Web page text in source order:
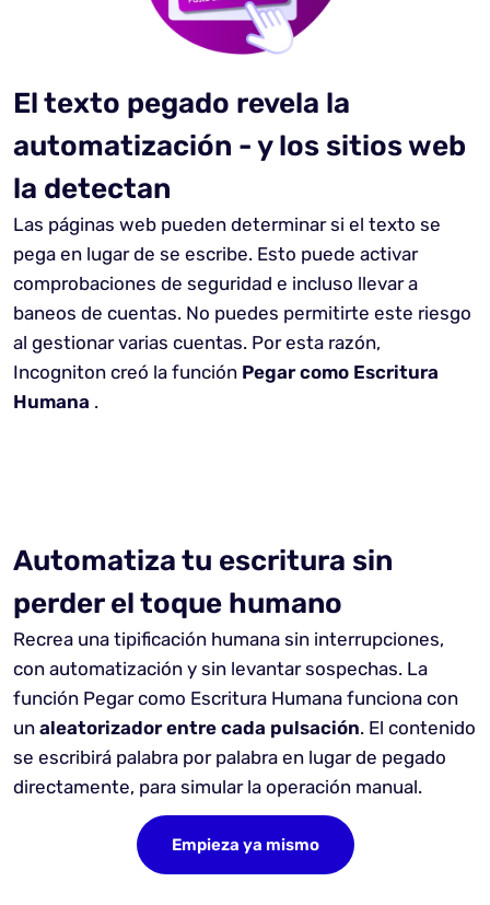
El texto pegado revela la
automatización - y los sitios web
la detectan
Las páginas web pueden determinar si el texto se
pega en lugar de se escribe. Esto puede activar
comprobaciones de seguridad e incluso llevar a
baneos de cuentas. No puedes permitirte este riesgo
al gestionar varias cuentas. Por esta razón,
Incogniton creó la función Pegar como Escritura
Humana .
Automatiza tu escritura sin
perder el toque humano
Recrea una tipificación humana sin interrupciones,
con automatización y sin levantar sospechas. La
función Pegar como Escritura Humana funciona con
un aleatorizador entre cada pulsación. El contenido
se escribirá palabra por palabra en lugar de pegado
directamente, para simular la operación manual.
Empieza ya mismo